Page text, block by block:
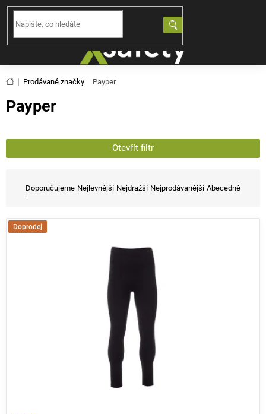
Přejít
obsah
Domů
Prodávané značky Payper
Payper
Otevřít filtr
a
z
e
n
Doporučujeme Nejlevnější Nejdražší Nejprodávanější Abecedně
V
ý
Doprodej